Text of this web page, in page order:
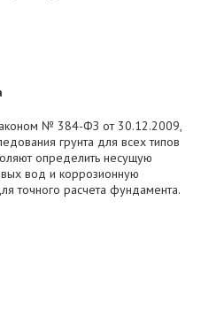
№ 384-ФЗ от 30.12.2009,
грунта для всех типов
определить несущую
вод и коррозионную
точного расчета фундамента.